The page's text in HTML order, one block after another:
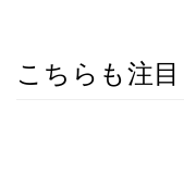
こちらも注目